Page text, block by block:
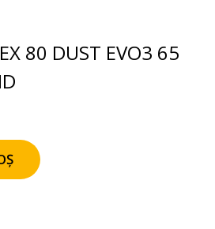
80 DUST EVO3 65